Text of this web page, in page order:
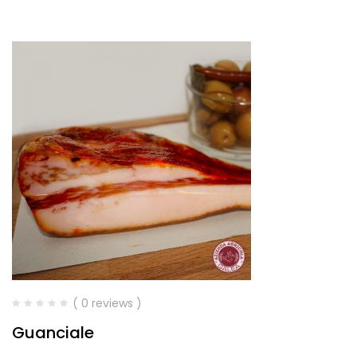
( 0 reviews )
Guanciale